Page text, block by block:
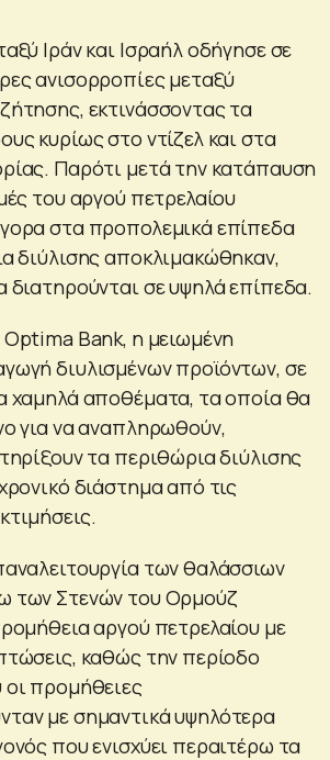
Ιράν και Ισραήλ οδήγησε σε
ανισορροπίες μεταξύ
εκτινάσσοντας τα
κυρίως στο ντίζελ και στα
Παρότι μετά την κατάπαυση
του αργού πετρελαίου
στα προπολεμικά επίπεδα
διύλισης αποκλιμακώθηκαν,
διατηρούνται σε υψηλά επίπεδα.
Bank, η μειωμένη
διυλισμένων προϊόντων, σε
χαμηλά αποθέματα, τα οποία θα
για να αναπληρωθούν,
τα περιθώρια διύλισης
διάστημα από τις
των θαλάσσιων
των Στενών του Ορμούζ
αργού πετρελαίου με
καθώς την περίοδο
προμήθειες
με σημαντικά υψηλότερα
που ενισχύει περαιτέρω τα